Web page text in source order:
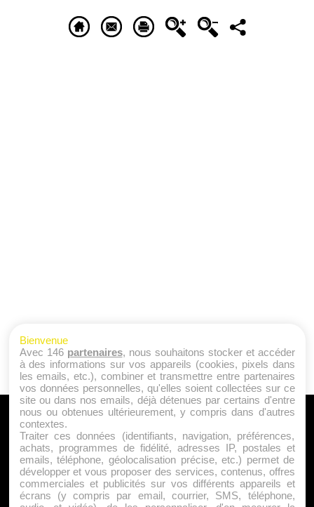
A PROPOS
Qui sommes nous ?
Mentions Légales
Publicité
Politique de Cookies
Bienvenue
Avec 146 partenaires, nous souhaitons stocker et accéder
à des informations sur vos appareils (cookies, pixels dans
les emails, etc.), combiner et transmettre entre partenaires
vos données personnelles, qu'elles soient collectées sur ce
site ou dans nos emails, déjà détenues par certains d'entre
nous ou obtenues ultérieurement, y compris dans d'autres
contextes.
Traiter ces données (identifiants, navigation, préférences,
achats, programmes de fidélité, adresses IP, postales et
emails, téléphone, géolocalisation précise, etc.) permet de
développer et vous proposer des services, contenus, offres
commerciales et publicités sur vos différents appareils et
écrans (y compris par email, courrier, SMS, téléphone,